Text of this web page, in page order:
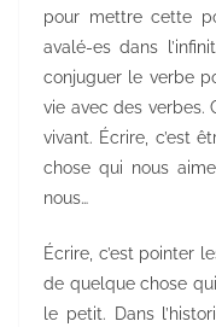
pour mettre cette
avalé-es dans
conjuguer le verbe
vie avec des verbes.
vivant. Écrire, c’est
chose qui nous
nous…
Écrire, c’est pointer
de quelque chose
le petit. Dans